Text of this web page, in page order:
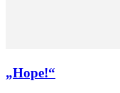
„Hope!“